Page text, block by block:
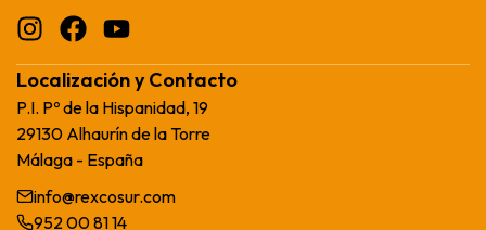
Localización y Contacto
P.I. Pº de la Hispanidad, 19
29130 Alhaurín de la Torre
Málaga - España
info@rexcosur.com
952 00 81 14